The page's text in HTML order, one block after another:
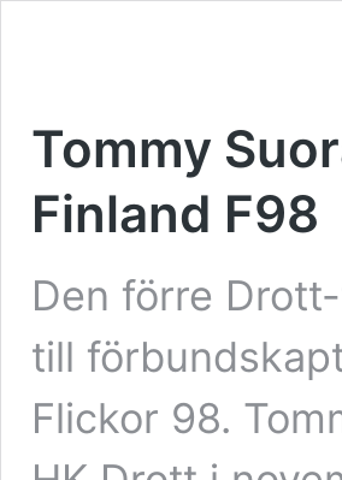
Tommy
Finland F98
Den förre
till
Flickor 98.